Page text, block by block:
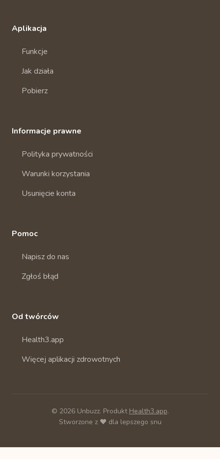
Aplikacja
Funkcje
Jak działa
Pobierz
Informacje prawne
Polityka prywatności
Warunki korzystania
Usunięcie konta
Pomoc
Napisz do nas
Zgłoś błąd
Od twórców
Health3.app
Więcej aplikacji zdrowotnych
© 2026 Unbuzz. Produkt Health3.app.
Stworzone z ❤️ dla lepszego snu